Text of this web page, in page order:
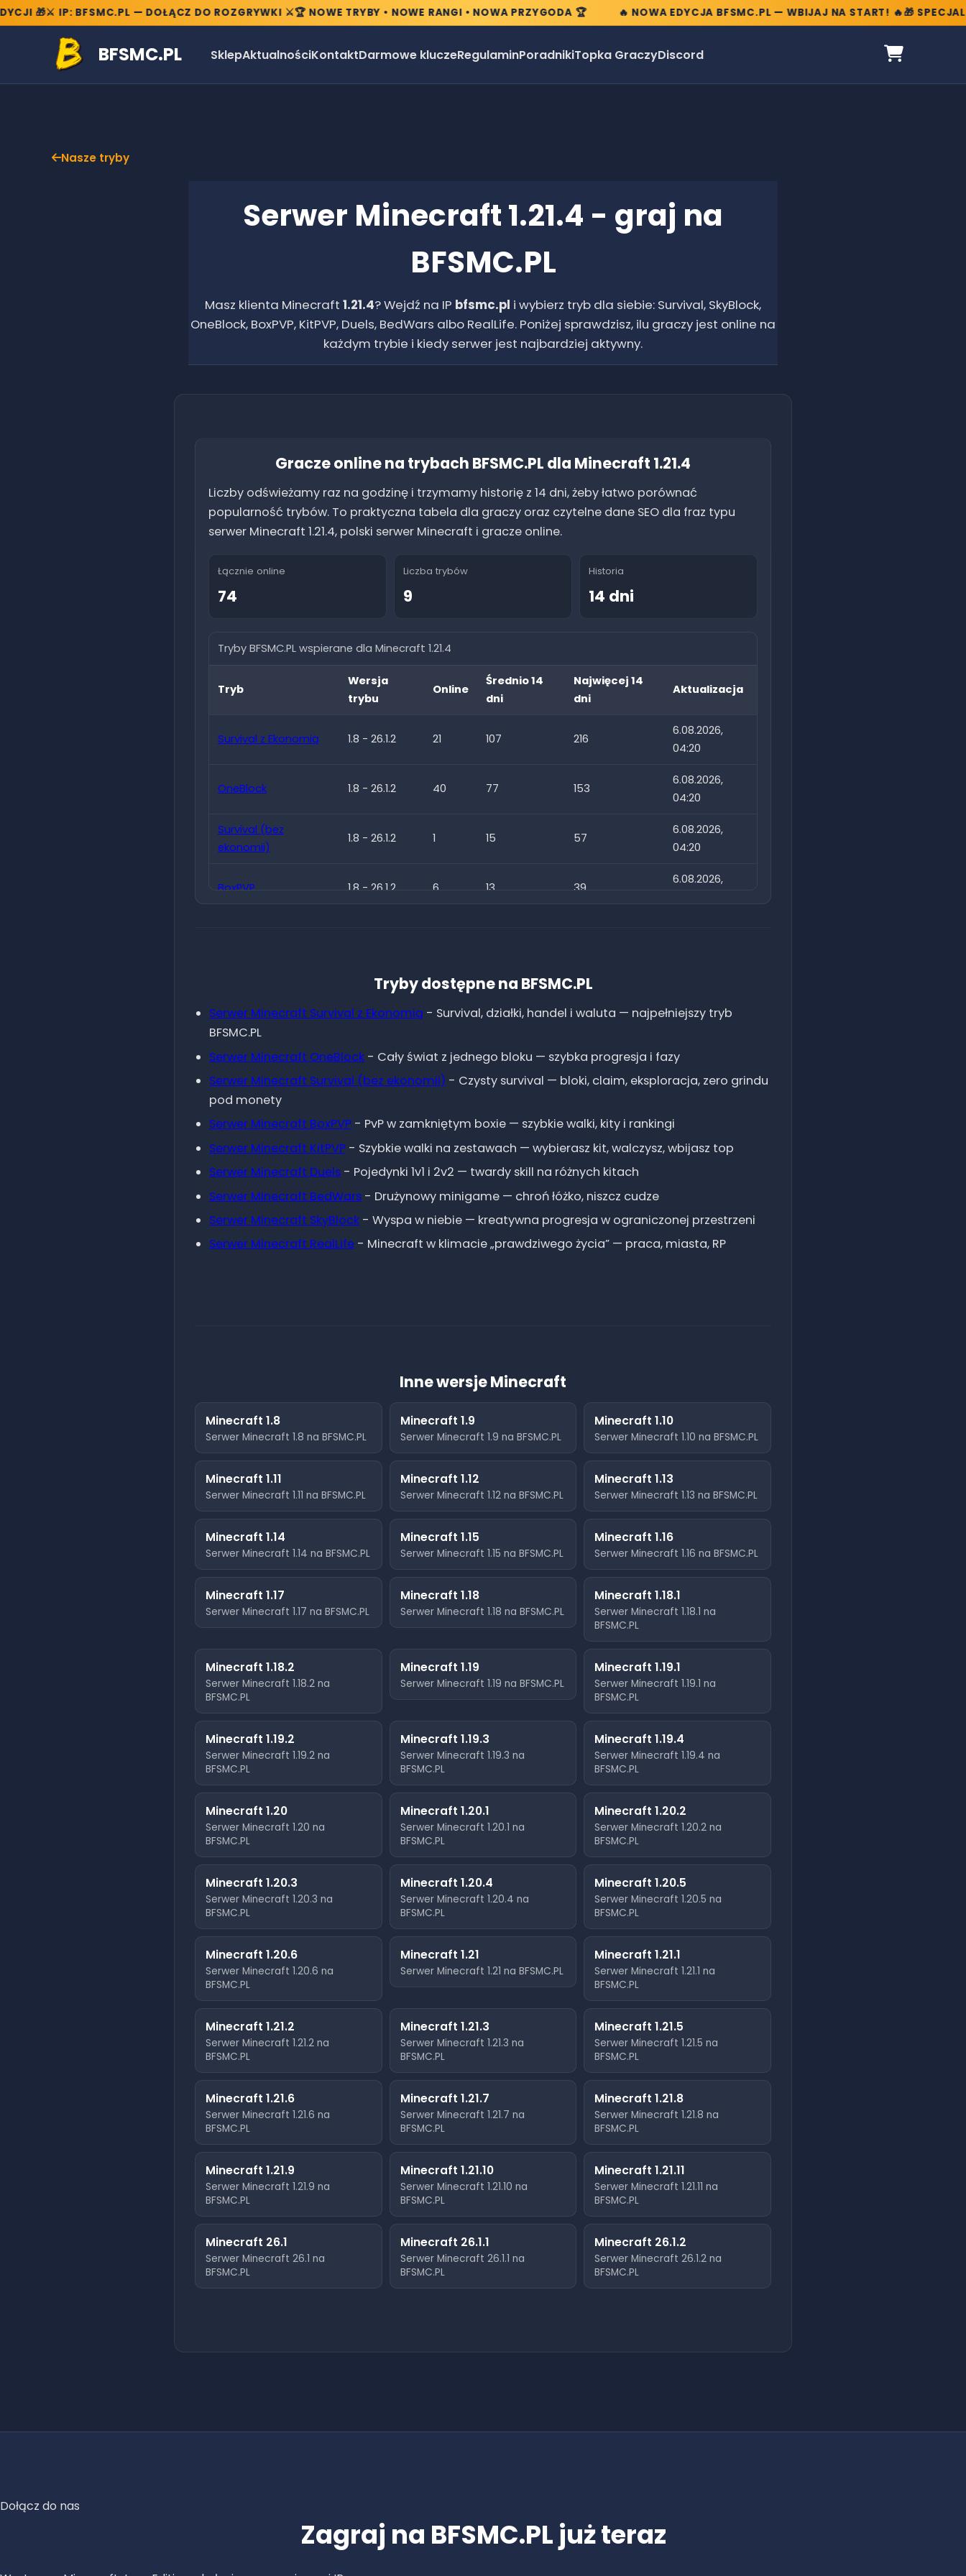
🎁⚔️ IP: BFSMC.PL — DOŁĄCZ DO ROZGRYWKI ⚔️🏆 NOWE TRYBY • NOWE RANGI • NOWA PRZYGODA 🏆 🔥 NOWA EDYCJA BFSMC.PL — WBIJAJ NA START! 🔥🎁 SPECJALNE
BFSMC.PL SklepAktualnościKontaktDarmowe kluczeRegulaminPoradnikiTopka GraczyDiscord
Nasze tryby
Serwer Minecraft1.21.4 - graj na
BFSMC.PL
Masz klienta Minecraft 1.21.4? Wejdź na IP bfsmc.pl i wybierz tryb dla siebie: Survival, SkyBlock,
OneBlock, BoxPVP, KitPVP, Duels, BedWars albo RealLife. Poniżej sprawdzisz, ilu graczy jest online na
każdym trybie i kiedy serwer jest najbardziej aktywny.
Gracze online na trybach BFSMC.PL dla Minecraft 1.21.4
Liczby odświeżamy raz na godzinę i trzymamy historię z 14 dni, żeby łatwo porównać
popularność trybów. To praktyczna tabela dla graczy oraz czytelne dane SEO dla fraz typu
serwer Minecraft 1.21.4, polski serwer Minecraft i gracze online.
Łącznie online
74
Liczba trybów
9
Historia
14 dni
Tryby BFSMC.PL wspierane dla Minecraft 1.21.4
Tryb
Wersja
trybu
Online
Średnio 14
dni
Najwięcej 14
dni
Aktualizacja
Survival z Ekonomią 1.8 - 26.1.2 21 107 216
6.08.2026,
04:20
OneBlock 1.8 - 26.1.2 40 77 153
6.08.2026,
04:20
Survival (bez
ekonomii)
1.8 - 26.1.2 1 15 57
6.08.2026,
04:20
BoxPVP 1.8 - 26.1.2 6 13 39
6.08.2026,
1.8 - 26.1.2 0 15 54
BedWars
SkyBlock 1.8 - 26.1.2 6 34 97
6.08.2026,
6.08.2026,
04:20
Tryby dostępne na BFSMC.PL
Serwer Minecraft Survival z Ekonomią - Survival, działki, handel i waluta — najpełniejszy tryb
BFSMC.PL
Serwer Minecraft OneBlock - Cały świat z jednego bloku — szybka progresja i fazy
Serwer Minecraft Survival (bez ekonomii) - Czysty survival — bloki, claim, eksploracja, zero grindu
pod monety
Serwer Minecraft BoxPVP - PvP w zamkniętym boxie — szybkie walki, kity i rankingi
Serwer Minecraft KitPVP - Szybkie walki na zestawach — wybierasz kit, walczysz, wbijasz top
Serwer Minecraft Duels - Pojedynki 1v1 i 2v2 — twardy skill na różnych kitach
Serwer Minecraft BedWars - Drużynowy minigame — chroń łóżko, niszcz cudze
Serwer Minecraft SkyBlock - Wyspa w niebie — kreatywna progresja w ograniczonej przestrzeni
Serwer Minecraft RealLife - Minecraft w klimacie „prawdziwego życia” — praca, miasta, RP
Inne wersje Minecraft
Minecraft 1.8
Serwer Minecraft 1.8 na BFSMC.PL
Minecraft 1.9
Serwer Minecraft 1.9 na BFSMC.PL
Minecraft1.10
Serwer Minecraft1.10 na BFSMC.PL
Minecraft 1.11
Serwer Minecraft 1.11 na BFSMC.PL
Minecraft 1.12
Serwer Minecraft 1.12na BFSMC.PL
Minecraft1.13
Serwer Minecraft1.13 na BFSMC.PL
Minecraft 1.14
Serwer Minecraft 1.14 na BFSMC.PL
Minecraft 1.15
Serwer Minecraft 1.15 na BFSMC.PL
Minecraft1.16
Serwer Minecraft1.16 na BFSMC.PL
Minecraft 1.17
Serwer Minecraft 1.17 na BFSMC.PL
Minecraft 1.18
Serwer Minecraft 1.18 na BFSMC.PL
Minecraft1.18.1
Serwer Minecraft1.18.1 na
BFSMC.PL
Minecraft 1.18.2
Serwer Minecraft 1.18.2 na
BFSMC.PL
Minecraft 1.19
Serwer Minecraft 1.19 na BFSMC.PL
Minecraft1.19.1
Serwer Minecraft1.19.1 na
BFSMC.PL
Minecraft 1.19.2
Serwer Minecraft 1.19.2 na
BFSMC.PL
Minecraft 1.19.3
Serwer Minecraft 1.19.3 na
BFSMC.PL
Minecraft1.19.4
Serwer Minecraft1.19.4 na
BFSMC.PL
Minecraft 1.20
Serwer Minecraft 1.20 na
BFSMC.PL
Minecraft 1.20.1
Serwer Minecraft 1.20.1 na
BFSMC.PL
Minecraft1.20.2
Serwer Minecraft1.20.2 na
BFSMC.PL
Minecraft 1.20.3
Serwer Minecraft 1.20.3 na
BFSMC.PL
Minecraft 1.20.4
Serwer Minecraft 1.20.4 na
BFSMC.PL
Minecraft1.20.5
Serwer Minecraft1.20.5 na
BFSMC.PL
Minecraft 1.20.6
Serwer Minecraft 1.20.6 na
BFSMC.PL
Minecraft 1.21
Serwer Minecraft 1.21 na BFSMC.PL
Minecraft1.21.1
Serwer Minecraft1.21.1 na
BFSMC.PL
Minecraft 1.21.2
Serwer Minecraft 1.21.2 na
BFSMC.PL
Minecraft 1.21.3
Serwer Minecraft 1.21.3 na
BFSMC.PL
Minecraft1.21.5
Serwer Minecraft1.21.5 na
BFSMC.PL
Minecraft 1.21.6
Serwer Minecraft 1.21.6 na
BFSMC.PL
Minecraft 1.21.7
Serwer Minecraft 1.21.7 na
BFSMC.PL
Minecraft1.21.8
Serwer Minecraft1.21.8 na
BFSMC.PL
Minecraft 1.21.9
Serwer Minecraft 1.21.9 na
BFSMC.PL
Minecraft 1.21.10
Serwer Minecraft 1.21.10 na
BFSMC.PL
Minecraft1.21.11
Serwer Minecraft1.21.11 na
BFSMC.PL
Minecraft 26.1
Serwer Minecraft 26.1 na
BFSMC.PL
Minecraft 26.1.1
Serwer Minecraft 26.1.1 na
BFSMC.PL
Minecraft 26.1.2
Serwer Minecraft26.1.2 na
BFSMC.PL
Dołącz do nas
Zagraj na BFSMC.PL już teraz